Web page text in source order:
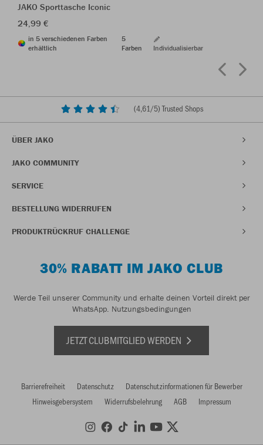
JAKO Sporttasche Iconic
24,99 €
in 5 verschiedenen Farben
erhältlich
5
Farben
Individualisierbar
(4,61/5) Trusted Shops
ÜBER JAKO
JAKO COMMUNITY
SERVICE
BESTELLUNG WIDERRUFEN
PRODUKTRÜCKRUF CHALLENGE
30% RABATT IM JAKO CLUB
Werde Teil unserer Community und erhalte deinen Vorteil direkt per
WhatsApp. Nutzungsbedingungen
JETZT CLUBMITGLIED WERDEN
Barrierefreiheit Datenschutz
Datenschutzinformationen für Bewerber
Hinweisgebersystem
Widerrufsbelehrung AGB Impressum